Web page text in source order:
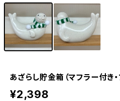
あざらし貯金箱（マフラー付き・
¥2,398